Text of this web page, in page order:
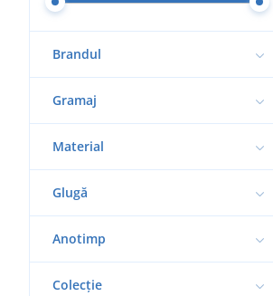
Brandul
Gramaj
Material
Glugă
Anotimp
Colecție